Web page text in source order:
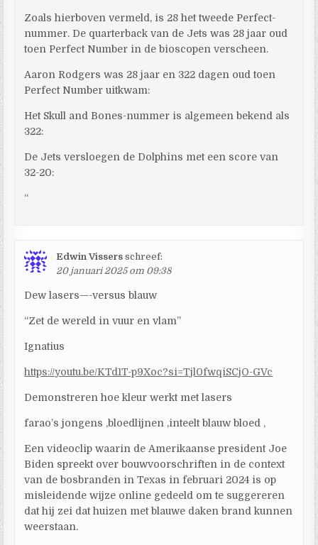
Zoals hierboven vermeld, is 28 het tweede Perfect-
nummer. De quarterback van de Jets was 28 jaar oud
toen Perfect Number in de bioscopen verscheen.
Aaron Rodgers was 28 jaar en 322 dagen oud toen
Perfect Number uitkwam:
Het Skull and Bones-nummer is algemeen bekend als
322:
De Jets versloegen de Dolphins met een score van
32-20:
“
Edwin Vissers schreef:
20 januari 2025 om 09:38
Dew lasers—-versus blauw
“Zet de wereld in vuur en vlam”
Ignatius
https://youtu.be/KTd1T-p9Xoc?si=Tjl0fwqiSCjO-GVc
Demonstreren hoe kleur werkt met lasers
farao’s jongens ,bloedlijnen ,inteelt blauw bloed ,
Een videoclip waarin de Amerikaanse president Joe
Biden spreekt over bouwvoorschriften in de context
van de bosbranden in Texas in februari 2024 is op
misleidende wijze online gedeeld om te suggereren
dat hij zei dat huizen met blauwe daken brand kunnen
weerstaan.